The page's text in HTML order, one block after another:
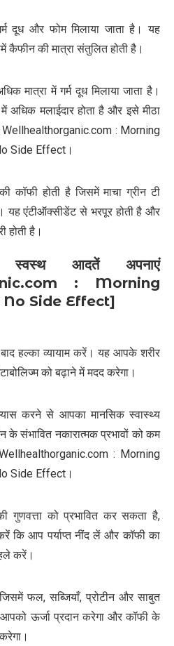
दूध और फोम मिलाया जाता है। यह
कैफीन की मात्रा संतुलित होती है।
मात्रा में गर्म दूध मिलाया जाता है।
अधिक मलाईदार होता है और इसे मीठा
Wellhealthorganic.com : Morning
Side Effect।
कॉफी होती है जिसमें माचा ग्रीन टी
यह एंटीऑक्सीडेंट से भरपूर होती है और
होती है।
आदतें अपनाएं
: Morning
Side Effect]
हल्का व्यायाम करें। यह आपके शरीर
को बढ़ाने में मदद करेगा।
करने से आपका मानसिक स्वास्थ्य
के संभावित नकारात्मक प्रभावों को कम
: Morning
Side Effect।
गुणवत्ता को प्रभावित कर सकता है,
कि आप पर्याप्त नींद लें और कॉफी का
करें।
फल, सब्जियाँ, प्रोटीन और साबुत
ऊर्जा प्रदान करेगा और कॉफी के